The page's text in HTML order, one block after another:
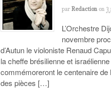
par Redaction on 3
L’Orchestre
novembre
d’Autun le violoniste Renaud
la cheffe brésilienne et
commémoreront le centenaire
des pièces […]